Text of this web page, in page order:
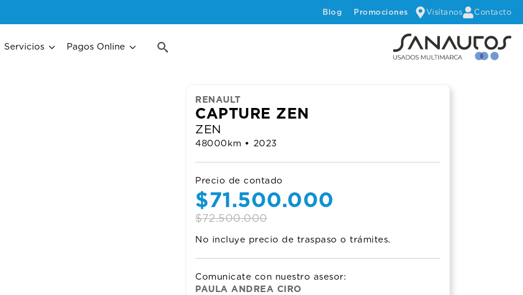
Blog Promociones Visítanos Contacto
Servicios Pagos Online
RENAULT
CAPTURE ZEN
ZEN
48000km • 2023
Precio de contado
$72.500.000
Original
price
was:
$72.500.000.
$71.500.000
Current
price
is:
$71.500.000.
No incluye precio de traspaso o trámites.
Comunicate con nuestro asesor:
PAULA ANDREA CIRO